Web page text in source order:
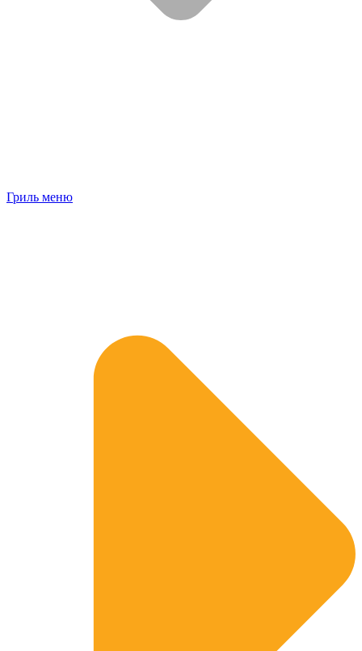
Гриль меню